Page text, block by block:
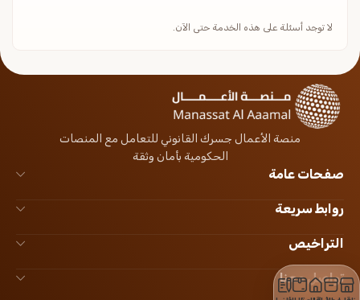
لا توجد أسئلة على هذه الخدمة حتى الآن.
منصة الأعمال جسرك القانوني للتعامل مع المنصات
الحكومية بأمان وثقة
صفحات عامة
روابط سريعة
التراخيص
تواصل معنا